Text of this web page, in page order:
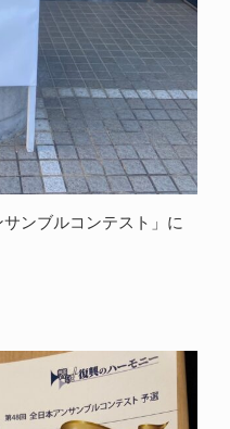
ンブルコンテスト」に